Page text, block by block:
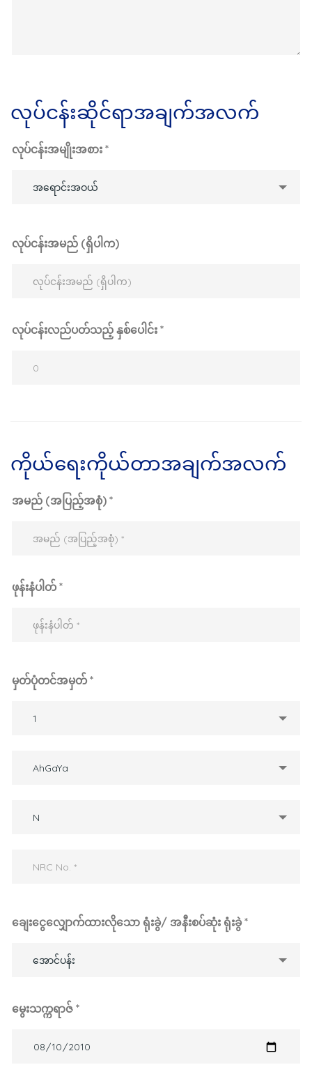
လုပ်ငန်းဆိုင်ရာအချက်အလက်
လုပ်ငန်းအမျိုးအစား *
အရောင်းအဝယ်
လုပ်ငန်းအမည် (ရှိပါက)
လုပ်ငန်းလည်ပတ်သည့် နှစ်ပေါင်း *
ကိုယ်ရေးကိုယ်တာအချက်အလက်
အမည် (အပြည့်အစုံ) *
ဖုန်းနံပါတ် *
မှတ်ပုံတင်အမှတ် *
1
AhGaYa
N
ချေးငွေလျှောက်ထားလိုသော ရုံးခွဲ/ အနီးစပ်ဆုံး ရုံးခွဲ *
အောင်ပန်း
မွေးသက္ကရာဇ် *